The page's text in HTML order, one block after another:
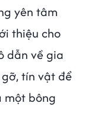
yên tâm
thiệu cho
dẫn về gia
tín vật để
một bông